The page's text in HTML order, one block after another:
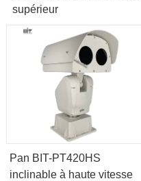
supérieur
Pan BIT-PT420HS
inclinable à haute vitesse